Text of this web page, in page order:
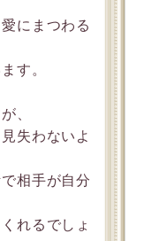
にまつわる
す。
、
失わないよ
相手が自分
れるでしょ